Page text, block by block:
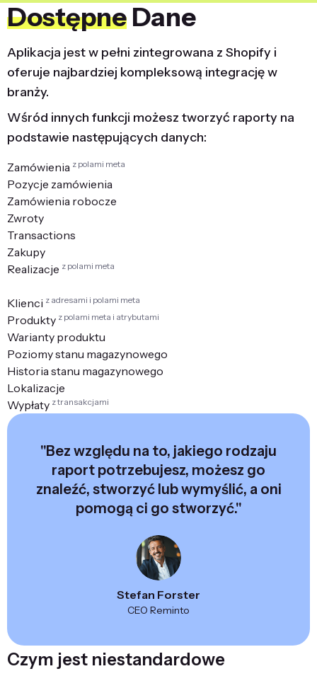
Dostępne Dane
Aplikacja jest w pełni zintegrowana z Shopify i
oferuje najbardziej kompleksową integrację w
branży.
Wśród innych funkcji możesz tworzyć raporty na
podstawie następujących danych:
Zamówienia z polami meta
Pozycje zamówienia
Zamówienia robocze
Zwroty
Transactions
Zakupy
Realizacje z polami meta
Klienci z adresami i polami meta
Produkty z polami meta i atrybutami
Warianty produktu
Poziomy stanu magazynowego
Historia stanu magazynowego
Lokalizacje
Wypłaty z transakcjami
"Bez względu na to, jakiego rodzaju
raport potrzebujesz, możesz go
znaleźć, stworzyć lub wymyślić, a oni
pomogą ci go stworzyć."
Stefan Forster
CEO Reminto
Czym jest niestandardowe